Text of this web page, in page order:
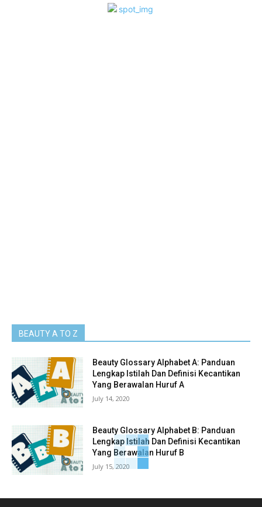
BEAUTY A TO Z
Beauty Glossary Alphabet A: Panduan
Lengkap Istilah Dan Definisi Kecantikan
Yang Berawalan Huruf A
July 14, 2020
Beauty Glossary Alphabet B: Panduan
Lengkap Istilah Dan Definisi Kecantikan
Yang Berawalan Huruf B
July 15, 2020